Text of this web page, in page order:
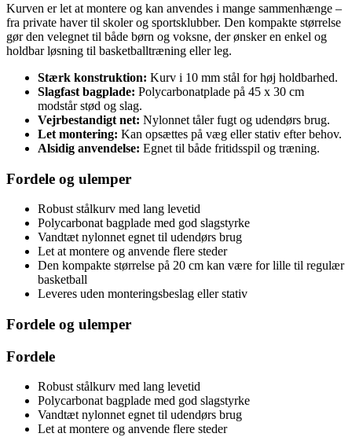
Kurven er let at montere og kan anvendes i mange sammenhænge –
fra private haver til skoler og sportsklubber. Den kompakte størrelse
gør den velegnet til både børn og voksne, der ønsker en enkel og
holdbar løsning til basketballtræning eller leg.
Stærk konstruktion: Kurv i 10 mm stål for høj holdbarhed.
Slagfast bagplade: Polycarbonatplade på 45 x 30 cm
modstår stød og slag.
Vejrbestandigt net: Nylonnet tåler fugt og udendørs brug.
Let montering: Kan opsættes på væg eller stativ efter behov.
Alsidig anvendelse: Egnet til både fritidsspil og træning.
Fordele og ulemper
Robust stålkurv med lang levetid
Polycarbonat bagplade med god slagstyrke
Vandtæt nylonnet egnet til udendørs brug
Let at montere og anvende flere steder
Den kompakte størrelse på 20 cm kan være for lille til regulær
basketball
Leveres uden monteringsbeslag eller stativ
Fordele og ulemper
Fordele
Robust stålkurv med lang levetid
Polycarbonat bagplade med god slagstyrke
Vandtæt nylonnet egnet til udendørs brug
Let at montere og anvende flere steder